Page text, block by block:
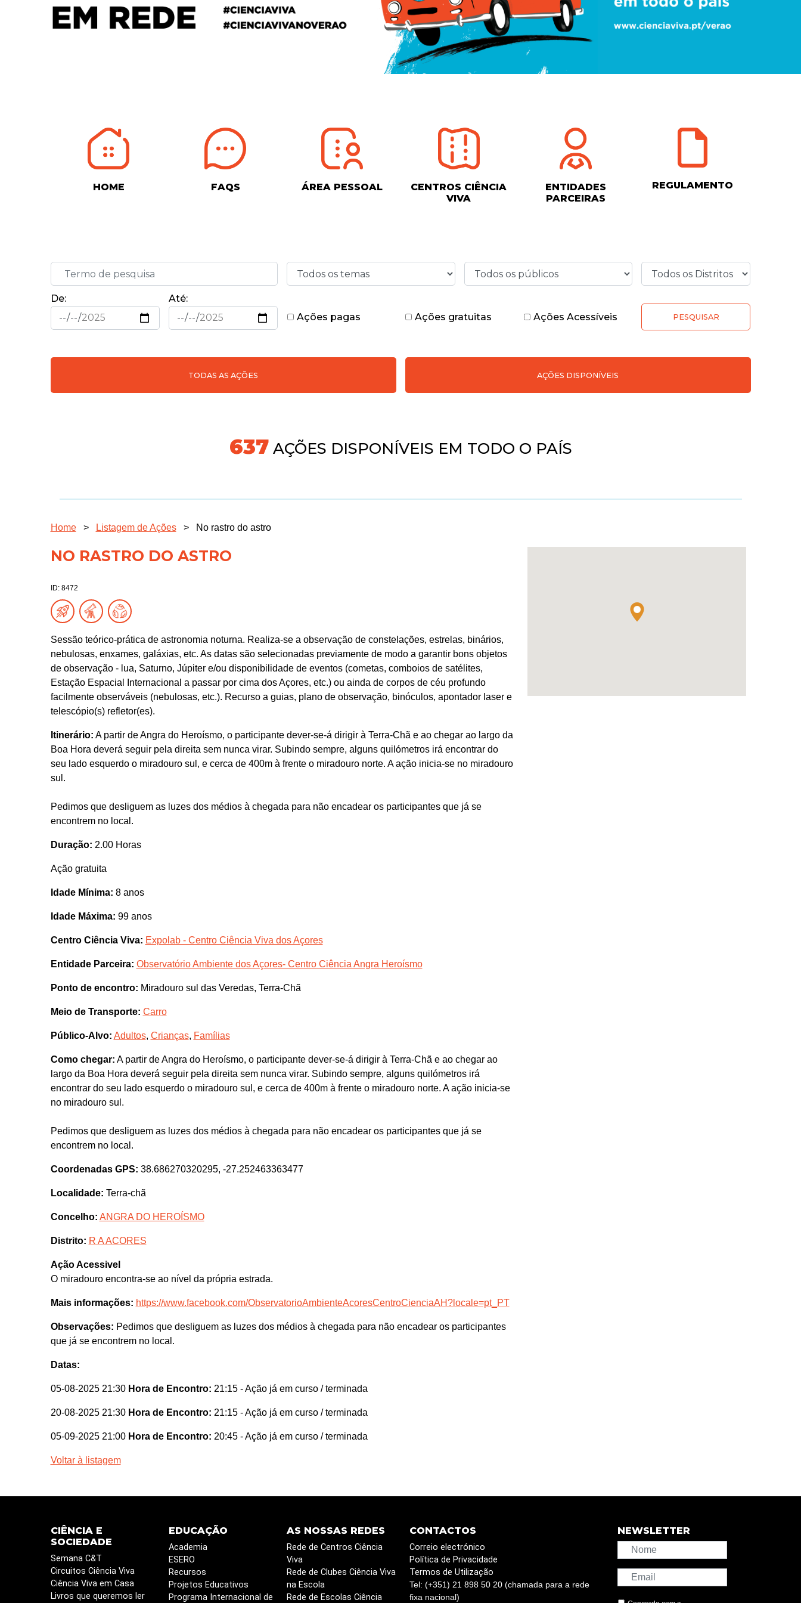
HOME FAQS ÁREA PESSOAL
CENTROS CIÊNCIA
VIVA
ENTIDADES
PARCEIRAS
REGULAMENTO
De:
Até:
Ações pagas
Ações gratuitas Ações Acessíveis PESQUISAR
TODAS AS AÇÕES AÇÕES DISPONÍVEIS
704 AÇÕES DISPONÍVEIS EM TODO O PAÍS
Home > Listagem de Ações > No rastro do astro
NO RASTRO DO ASTRO
ID: 8472
Sessão teórico-prática de astronomia noturna. Realiza-se a observação de constelações, estrelas, binários,
nebulosas, enxames, galáxias, etc. As datas são selecionadas previamente de modo a garantir bons objetos
de observação - lua, Saturno, Júpiter e/ou disponibilidade de eventos (cometas, comboios de satélites,
Estação Espacial Internacional a passar por cima dos Açores, etc.) ou ainda de corpos de céu profundo
facilmente observáveis (nebulosas, etc.). Recurso a guias, plano de observação, binóculos, apontador laser e
telescópio(s) refletor(es).
Itinerário: A partir de Angra do Heroísmo, o participante dever-se-á dirigir à Terra-Chã e ao chegar ao largo da
Boa Hora deverá seguir pela direita sem nunca virar. Subindo sempre, alguns quilómetros irá encontrar do
seu lado esquerdo o miradouro sul, e cerca de 400m à frente o miradouro norte. A ação inicia-se no miradouro
sul.
Pedimos que desliguem as luzes dos médios à chegada para não encadear os participantes que já se
encontrem no local.
Duração: 2.00 Horas
Ação gratuita
Idade Mínima: 8 anos
Idade Máxima: 99 anos
Centro Ciência Viva: Expolab - Centro Ciência Viva dos Açores
Entidade Parceira: Observatório Ambiente dos Açores- Centro Ciência Angra Heroísmo
Ponto de encontro: Miradouro sul das Veredas, Terra-Chã
Meio de Transporte: Carro
Público-Alvo: Adultos, Crianças, Famílias
Como chegar: A partir de Angra do Heroísmo, o participante dever-se-á dirigir à Terra-Chã e ao chegar ao
largo da Boa Hora deverá seguir pela direita sem nunca virar. Subindo sempre, alguns quilómetros irá
encontrar do seu lado esquerdo o miradouro sul, e cerca de 400m à frente o miradouro norte. A ação inicia-se
no miradouro sul.
Pedimos que desliguem as luzes dos médios à chegada para não encadear os participantes que já se
encontrem no local.
Coordenadas GPS: 38.686270320295, -27.252463363477
Localidade: Terra-chã
Concelho: ANGRA DO HEROÍSMO
Distrito: R A ACORES
Ação Acessivel
O miradouro encontra-se ao nível da própria estrada.
Mais informações: https://www.facebook.com/ObservatorioAmbienteAcoresCentroCienciaAH?locale=pt_PT
Observações: Pedimos que desliguem as luzes dos médios à chegada para não encadear os participantes
que já se encontrem no local.
Datas:
05-08-2025 21:30 Hora de Encontro: 21:15 - Ação já em curso / terminada
20-08-2025 21:30 Hora de Encontro: 21:15 - Ação já em curso / terminada
05-09-2025 21:00 Hora de Encontro: 20:45 - Ação já em curso / terminada
Voltar à listagem
CIÊNCIA E
SOCIEDADE
Semana C&T
Circuitos Ciência Viva
Ciência Viva em Casa
Livros que queremos ler
EDUCAÇÃO
Academia
ESERO
Recursos
Projetos Educativos
Programa Internacional de
AS NOSSAS REDES
Rede de Centros Ciência
Viva
Rede de Clubes Ciência Viva
na Escola
Rede de Escolas Ciência
CONTACTOS
Correio electrónico
Política de Privacidade
Termos de Utilização
Tel: (+351) 21 898 50 20 (chamada para a rede
fixa nacional)
NEWSLETTER